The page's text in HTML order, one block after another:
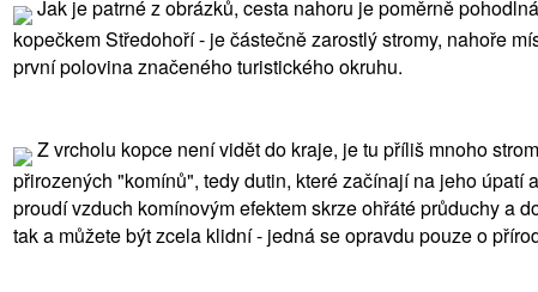
Jak je patrné z obrázků, cesta nahoru je poměrně
kopečkem Středohoří - je částečně zarostlý stromy, nahoře
první polovina značeného turistického okruhu.
Z vrcholu kopce není vidět do kraje, je tu příliš mnoho
přirozených "komínů", tedy dutin, které začínají na jeho
proudí vzduch komínovým efektem skrze ohřáté průduchy a
tak a můžete být zcela klidní - jedná se opravdu pouze o